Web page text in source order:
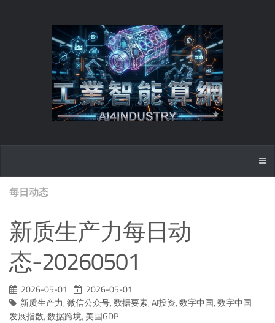
每日动态
新质生产力每日动
态-20260501
2026-05-01
2026-05-01
新质生产力,微信公众号,数据要素,AI投资,数字中国,数字中国
发展指数,数据跨境, 美国GDP